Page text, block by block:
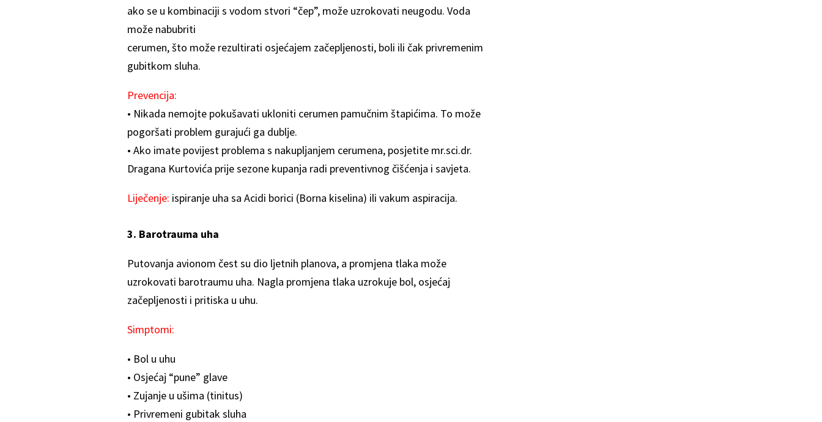
ako se u kombinaciji s vodom stvori “čep”, može uzrokovati neugodu. Voda
može nabubriti
cerumen, što može rezultirati osjećajem začepljenosti, boli ili čak privremenim
gubitkom sluha.
Prevencija:
• Nikada nemojte pokušavati ukloniti cerumen pamučnim štapićima. To može
pogoršati problem gurajući ga dublje.
• Ako imate povijest problema s nakupljanjem cerumena, posjetite mr.sci.dr.
Dragana Kurtovića prije sezone kupanja radi preventivnog čišćenja i savjeta.
Liječenje: ispiranje uha sa Acidi borici (Borna kiselina) ili vakum aspiracija.
3. Barotrauma uha
Putovanja avionom čest su dio ljetnih planova, a promjena tlaka može
uzrokovati barotraumu uha. Nagla promjena tlaka uzrokuje bol, osjećaj
začepljenosti i pritiska u uhu.
Simptomi:
• Bol u uhu
• Osjećaj “pune” glave
• Zujanje u ušima (tinitus)
• Privremeni gubitak sluha